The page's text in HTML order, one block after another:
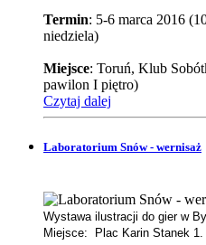
Termin: 5-6 marca 2016
niedziela)
Miejsce: Toruń, Klub
pawilon I piętro)
Czytaj dalej
Laboratorium Snów - wernisaż
Wystawa ilustracji do gier w
Miejsce: Plac Karin Stanek 1.